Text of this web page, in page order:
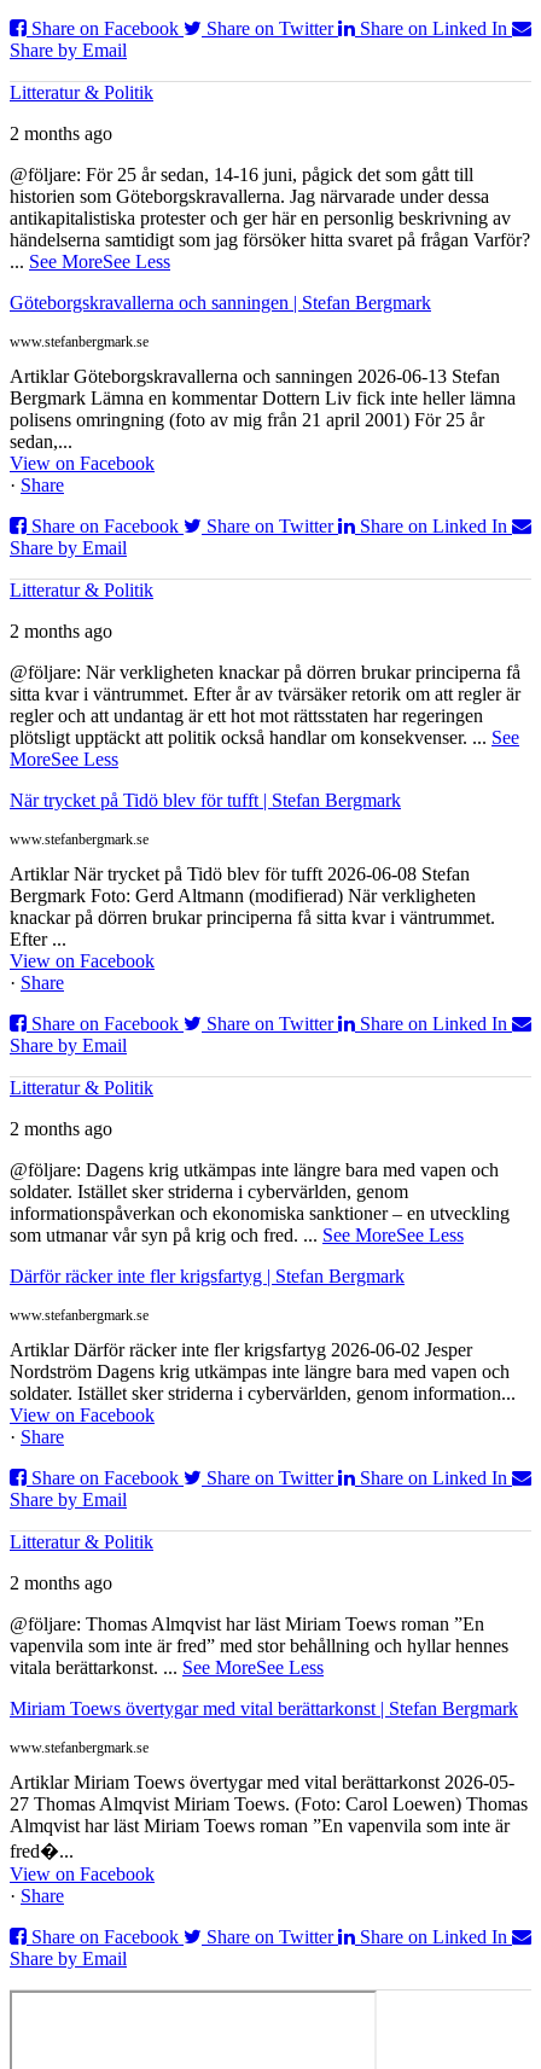
Share on Facebook
Share on Twitter
Share on Linked In
Share by Email
Litteratur & Politik
2 months ago
@följare: För 25 år sedan, 14-16 juni, pågick det som gått till
historien som Göteborgskravallerna. Jag närvarade under dessa
antikapitalistiska protester och ger här en personlig beskrivning av
händelserna samtidigt som jag försöker hitta svaret på frågan Varför?
... See MoreSee Less
Göteborgskravallerna och sanningen | Stefan Bergmark
www.stefanbergmark.se
Artiklar Göteborgskravallerna och sanningen 2026-06-13 Stefan
Bergmark Lämna en kommentar Dottern Liv fick inte heller lämna
polisens omringning (foto av mig från 21 april 2001) För 25 år
sedan,...
View on Facebook
· Share
Share on Facebook
Share on Twitter
Share on Linked In
Share by Email
Litteratur & Politik
2 months ago
@följare: När verkligheten knackar på dörren brukar principerna få
sitta kvar i väntrummet. Efter år av tvärsäker retorik om att regler är
regler och att undantag är ett hot mot rättsstaten har regeringen
plötsligt upptäckt att politik också handlar om konsekvenser. ... See
MoreSee Less
När trycket på Tidö blev för tufft | Stefan Bergmark
www.stefanbergmark.se
Artiklar När trycket på Tidö blev för tufft 2026-06-08 Stefan
Bergmark Foto: Gerd Altmann (modifierad) När verkligheten
knackar på dörren brukar principerna få sitta kvar i väntrummet.
Efter ...
View on Facebook
· Share
Share on Facebook
Share on Twitter
Share on Linked In
Share by Email
Litteratur & Politik
2 months ago
@följare: Dagens krig utkämpas inte längre bara med vapen och
soldater. Istället sker striderna i cybervärlden, genom
informationspåverkan och ekonomiska sanktioner – en utveckling
som utmanar vår syn på krig och fred. ... See MoreSee Less
Därför räcker inte fler krigsfartyg | Stefan Bergmark
www.stefanbergmark.se
Artiklar Därför räcker inte fler krigsfartyg 2026-06-02 Jesper
Nordström Dagens krig utkämpas inte längre bara med vapen och
soldater. Istället sker striderna i cybervärlden, genom information...
View on Facebook
· Share
Share on Facebook
Share on Twitter
Share on Linked In
Share by Email
Litteratur & Politik
2 months ago
@följare: Thomas Almqvist har läst Miriam Toews roman ”En
vapenvila som inte är fred” med stor behållning och hyllar hennes
vitala berättarkonst. ... See MoreSee Less
Miriam Toews övertygar med vital berättarkonst | Stefan Bergmark
www.stefanbergmark.se
Artiklar Miriam Toews övertygar med vital berättarkonst 2026-05-
27 Thomas Almqvist Miriam Toews. (Foto: Carol Loewen) Thomas
Almqvist har läst Miriam Toews roman ”En vapenvila som inte är
fred�...
View on Facebook
· Share
Share on Facebook
Share on Twitter
Share on Linked In
Share by Email